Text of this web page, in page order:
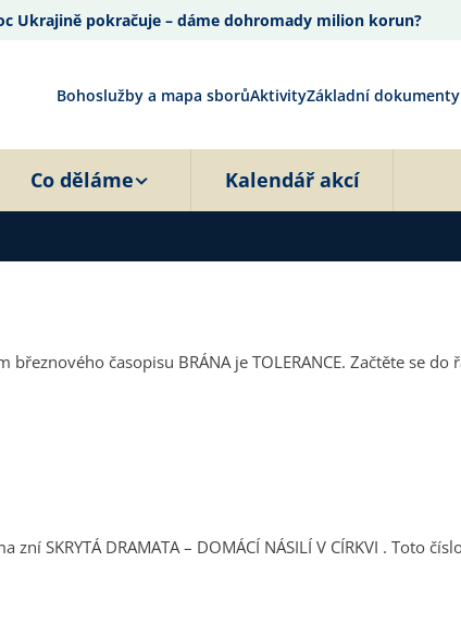
Ukrajině pokračuje – dáme dohromady milion korun?
Bohoslužby a mapa sborůAktivityZákladní dokumenty
Co děláme Kalendář akcí